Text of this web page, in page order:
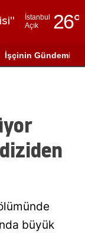
İstanbul
Açık
26°
Adıyaman
Ankara
Artvin
Aydın
İşçinin Gündemi
büyük